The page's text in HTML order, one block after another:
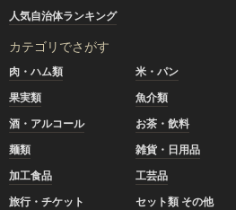
人気自治体ランキング
カテゴリでさがす
肉・ハム類 米・パン
果実類
魚介類
酒・アルコール
お茶・飲料
麺類
雑貨・日用品
加工食品
工芸品
旅行・チケット
セット類 その他